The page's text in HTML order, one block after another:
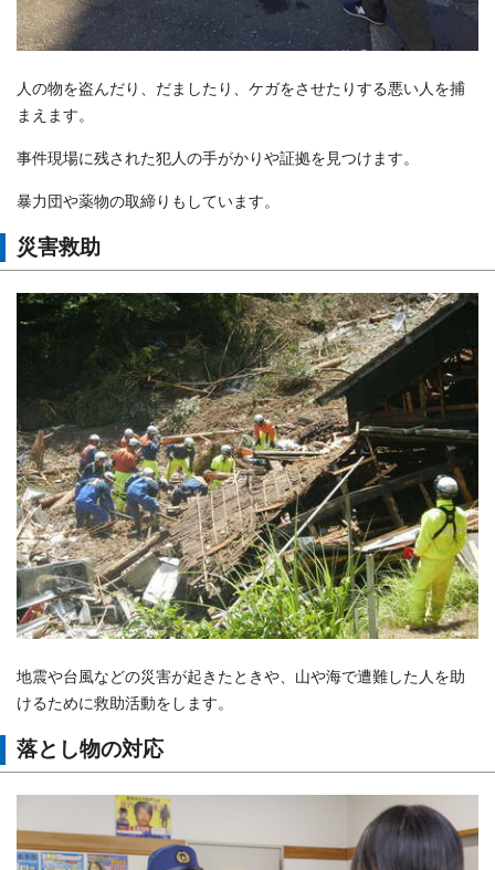
人の物を盗んだり、だましたり、ケガをさせたりする悪い人を捕
まえます。
事件現場に残された犯人の手がかりや証拠を見つけます。
暴力団や薬物の取締りもしています。
災害救助
地震や台風などの災害が起きたときや、山や海で遭難した人を助
けるために救助活動をします。
落とし物の対応